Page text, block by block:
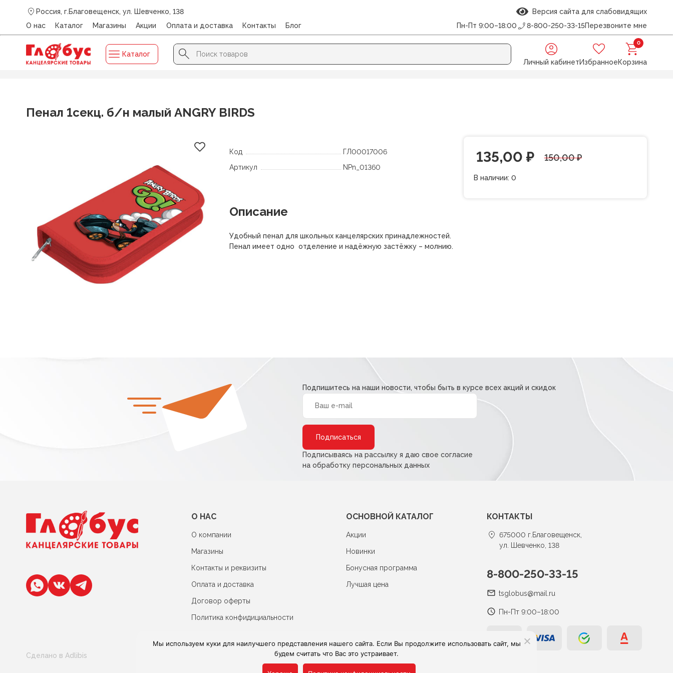
Россия, г.Благовещенск, ул. Шевченко, 138
Версия сайта для слабовидящих
О нас
Каталог Магазины Акции Оплата и доставка Контакты Блог Пн-Пт 9:00–18:00 8-800-250-33-15Перезвоните мне
Каталог
Search
for:
Search Button
Личный кабинетИзбранное
0
Корзина
Главная /Каталог/ Пенал 1секц. б/н малый ANGRY BIRDS
Пенал 1секц. б/н малый ANGRY BIRDS
Код
ГЛ00017006
Артикул
NPn_01360
Описание
Удобный пенал для школьных канцелярских принадлежностей.
Пенал имеет одно отделение и надёжную застёжку – молнию.
150,00₽
Первоначальная
цена
135,00 ₽
Текущая
цена:
В наличии: 0
Подпишитесь на наши новости, чтобы быть в курсе всех акций и скидок
Подписываясь на рассылку я даю свое согласие
на обработку персональных данных
О НАС
О компании
Магазины
Контакты и реквизиты
Оплата и доставка
Договор оферты
Политика конфидициальности
ОСНОВНОЙ КАТАЛОГ
Акции
Новинки
Бонусная программа
Лучшая цена
КОНТАКТЫ
675000 г.Благовещенск,
ул. Шевченко, 138
8-800-250-33-15
tsglobus@mail.ru
Пн-Пт 9:00–18:00
Сделано в Adlibis
Мы используем куки для наилучшего представления нашего сайта. Если Вы продолжите использовать сайт, мы
будем считать что Вас это устраивает.